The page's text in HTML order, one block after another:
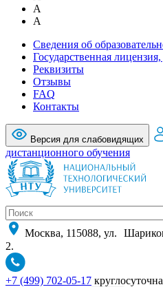
A
A
Сведения об
Государственная
Реквизиты
Отзывы
FAQ
Контакты
Версия для слабовидящих
дистанционного обучения
Москва, 115088, ул.
2.
+7 (499) 702-05-17